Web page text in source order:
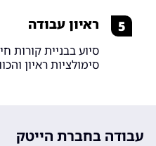
5 ראיון עבודה
סיוע בבניית קורות
סימולציות ראיון
עבודה בחברת הייטק